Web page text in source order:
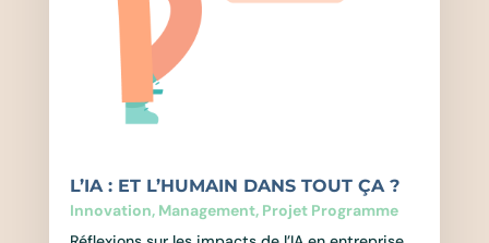
L’IA : ET L’HUMAIN DANS TOUT ÇA ?
Innovation, Management, Projet Programme